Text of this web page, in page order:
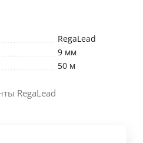
RegaLead
9 мм
50 м
RegaLead